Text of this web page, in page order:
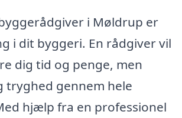
i Møldrup er
i dit byggeri. En rådgiver vil
dig tid og penge, men
tryghed gennem hele
hjælp fra en professionel